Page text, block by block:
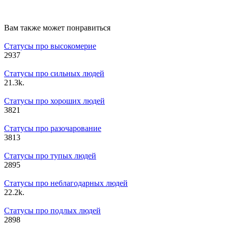
Вам также может понравиться
Статусы про высокомерие
2937
Статусы про сильных людей
21.3k.
Статусы про хороших людей
3821
Статусы про разочарование
3813
Статусы про тупых людей
2895
Статусы про неблагодарных людей
22.2k.
Статусы про подлых людей
2898